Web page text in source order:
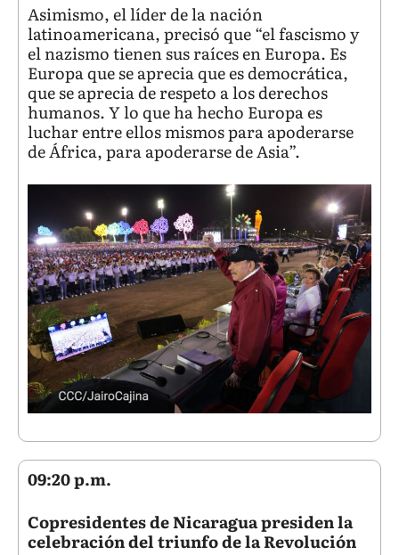
Asimismo, el líder de la nación
latinoamericana, precisó que “el fascismo y
el nazismo tienen sus raíces en Europa. Es
Europa que se aprecia que es democrática,
que se aprecia de respeto a los derechos
humanos. Y lo que ha hecho Europa es
luchar entre ellos mismos para apoderarse
de África, para apoderarse de Asia”.
09:20 p.m.
Copresidentes de Nicaragua presiden la
celebración del triunfo de la Revolución